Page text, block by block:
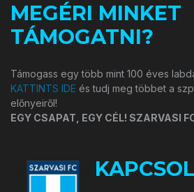
MEGÉRI MINKET
TÁMOGATNI?
Támogass egy több mint 100 éves
KATTINTS IDE és tudj meg többet a
előnyeiről!
EGY CSAPAT, EGY CÉL! SZARVASI